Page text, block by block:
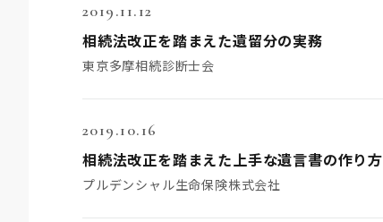
2019.11.12
相続法改正を踏まえた遺留分の実務
東京多摩相続診断士会
2019.10.16
相続法改正を踏まえた上手な遺言書の作り方
プルデンシャル生命保険株式会社